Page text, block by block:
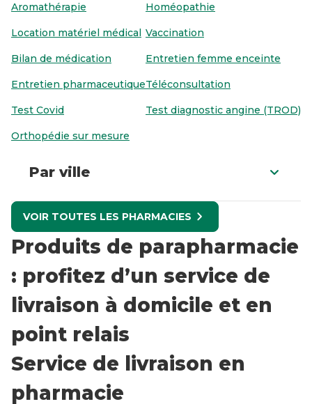
Aromathérapie Homéopathie
Location matériel médical Vaccination
Bilan de médication Entretien femme enceinte
Entretien pharmaceutiqueTéléconsultation
Test Covid Test diagnostic angine (TROD)
Orthopédie sur mesure
Par ville
VOIR TOUTES LES PHARMACIES
Produits de parapharmacie
: profitez d’un service de
livraison à domicile et en
point relais
Service de livraison en
pharmacie